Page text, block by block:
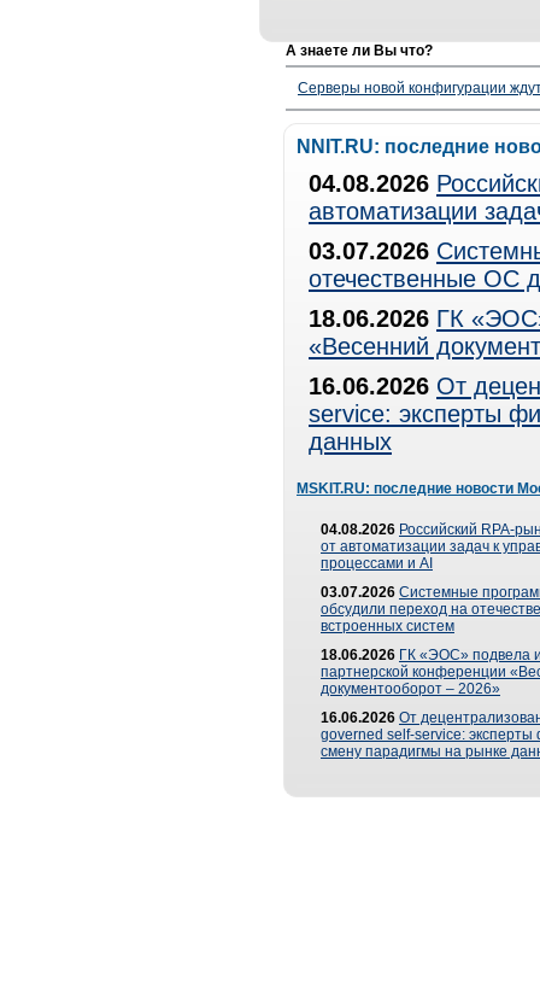
А знаете ли Вы что?
Серверы новой конфигурации
NNIT.RU: последние
04.08.2026
автоматизации
03.07.2026
отечественные ОС
18.06.2026 ГК
«Весенний
16.06.2026 От
service: эксперты
данных
MSKIT.RU: последние новости
04.08.2026 Российский RPA-
от автоматизации задач к
процессами и AI
03.07.2026 Системные
обсудили переход на
встроенных систем
18.06.2026 ГК «ЭОС» подвела
партнерской конференции
документооборот – 2026»
16.06.2026 От
governed self-service: эксперты
смену парадигмы на рынке